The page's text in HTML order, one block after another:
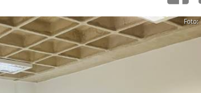
Foto: